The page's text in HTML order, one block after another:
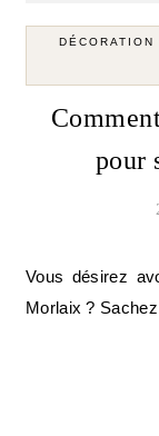
DÉCORATION
pour
Vous désirez avoir un beau jardin pour votre petit nid à
Morlaix ?